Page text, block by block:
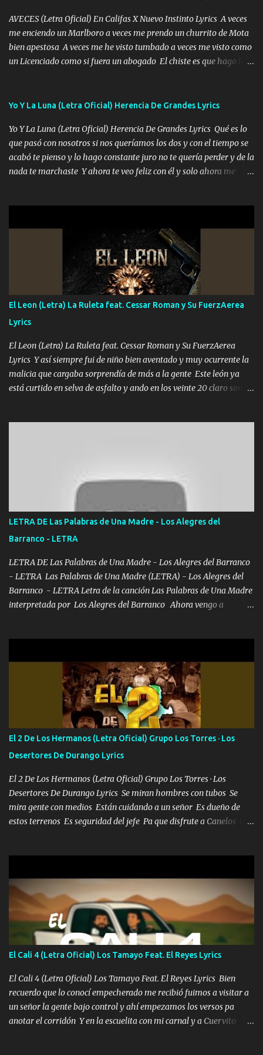
AVECES (Letra Oficial) En Califas X Nuevo Instinto Lyrics A veces
me enciendo un Marlboro a veces me prendo un churrito de Mota
bien apestosa A veces me he visto tumbado a veces me visto como
un Licenciado como si fuera un abogado El chiste es que hago lo
importa no saben nada falsas las risas las que me miran hay gente
A veces me pongo un sombrero a veces me ven la cachucha de lado
con la mirada siempre en alto A veces me fajó una super o a veces
me fajó una Glock siempre armado todas las generaciones yo
traigo El chiste es que hago lo que quiero pues así soy me mandó
Yo Y La Luna (Letra Oficial) Herencia De Grandes Lyrics
Yo Y La Luna (Letra Oficial) Herencia De Grandes Lyrics Qué es lo
que pasó con nosotros si nos queríamos los dos y con el tiempo se
acabó te pienso y lo hago constante juro no te quería perder y de la
nada te marchaste Y ahora te veo feliz con él y solo ahora me
pero eso ya no va a pasar me perderé en la soledad Porque me
mirabas bonito si yo no fui el final feliz el final fue triste pa mí Y
duele no tenerte aquí sabiendo que moría por ti yo y la luna
cantamos y por ti nos embriagamos Quién sabe qué será de mí si
contigo fui muy feliz a lo mejor no lloró pero muy en el fondo te
adoro
El Leon (Letra) La Ruleta feat. Cessar Roman y Su FuerzAerea
Lyrics
El Leon (Letra) La Ruleta feat. Cessar Roman y Su FuerzAerea
Lyrics Y así siempre fui de niño bien aventado y muy ocurrente la
malicia que cargaba sorprendía de más a la gente Este león ya
está curtido en selva de asfalto y ando en los veinte 20 claro son
Ya pasé varias hazañas ya tienen rato que me agarran el colmillo
de este León los estatales no sé esperaron Al tiro esta la PrimiZa
también la nueve que cargo al lado doy la mano al que su amigo y
al traicionero damos pa abajo Y No me paran aquí hay pa más
pues hay charola les voy a dar hasta topar pues no hay de otra...
LETRA DE Las Palabras de Una Madre - Los Alegres del
Barranco - LETRA
LETRA DE Las Palabras de Una Madre - Los Alegres del Barranco
- LETRA Las Palabras de Una Madre (LETRA) - Los Alegres del
Barranco - LETRA Letra de la canción Las Palabras de Una Madre
interpretada por Los Alegres del Barranco Ahora vengo a
quiso, él tiempo sigue pasando y nunca te olvidaremos, aquí
seguiré esperando hasta volvernos a vernos El recuerdo que yo
tengo de mi mente no se va, en mi corazón me llevo lo mismo que
tu papá, a veces me pongo triste porque no puedo mirarte, mas se
que tu me escuchas porque tu eres mi gran ángel, El desespero me
llega para reunirme contigo, tu iluminas mi sendero por siempre
serás mi niño, del amor que yo te tengo es co...
El 2 De Los Hermanos (Letra Oficial) Grupo Los Torres · Los
Desertores De Durango Lyrics
El 2 De Los Hermanos (Letra Oficial) Grupo Los Torres · Los
Desertores De Durango Lyrics Se miran hombres con tubos Se
mira gente con medios Están cuidando a un señor Es dueño de
estos terrenos Es seguridad del jefe Pa que disfrute a Canelos Es
ni tampoco las mujeres porque es platica de grandes por eso hay
que estar alegres doy las instrucciones para atender los deberes
Música Si es que salta algún problema de confianza tengo gente
ahí está el Hombre Cuarenta y también Pariente 7 arreglan
cualquier problema no más es cuestión que ordené NOS HACE
FALTA UN HERMANO DE CLAVE ERA EL 24 SIEMPRE FUE UN
HOMBRE VALIENTE POR ALGO M'URIÓ PELEAND0 SIEMPRE
VIO POR LA FAMILIA PARA QUE SIGA EL LEGADO Es el DOS de
los HERMANOS un cerebro inteligente y com...
El Cali 4 (Letra Oficial) Los Tamayo Feat. El Reyes Lyrics
El Cali 4 (Letra Oficial) Los Tamayo Feat. El Reyes Lyrics Bien
recuerdo que lo conocí empecherado me recibió fuimos a visitar a
un señor la gente bajo control y ahí empezamos los versos pa
anotar el corridón Y en la escuelita con mi carnal y a Cuervito